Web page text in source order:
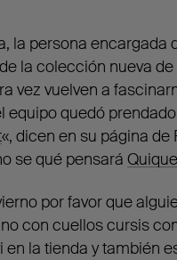
la persona
la colección nueva
vez vuelven a
equipo quedó
«, dicen en su página
se qué pensará
por favor que
con cuellos cursis
la tienda y también